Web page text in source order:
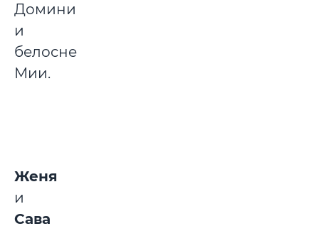
Доминики
и
белоснежной
Мии.
Женя
и
Сава